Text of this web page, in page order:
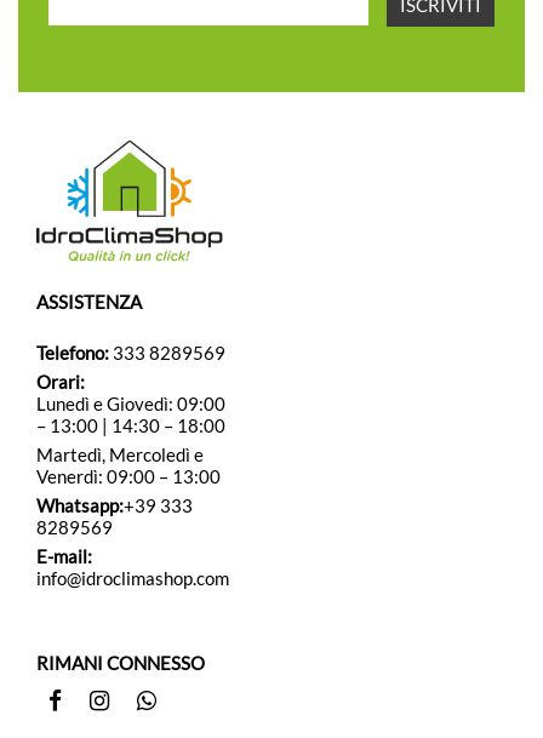
ASSISTENZA
Telefono: 333 8289569
Orari:
Lunedì e Giovedì: 09:00
– 13:00 | 14:30 – 18:00
Martedì, Mercoledì e
Venerdì: 09:00 – 13:00
Whatsapp:+39 333
8289569
E-mail:
info@idroclimashop.com
RIMANI CONNESSO
FacebookInstagramWhatsapp